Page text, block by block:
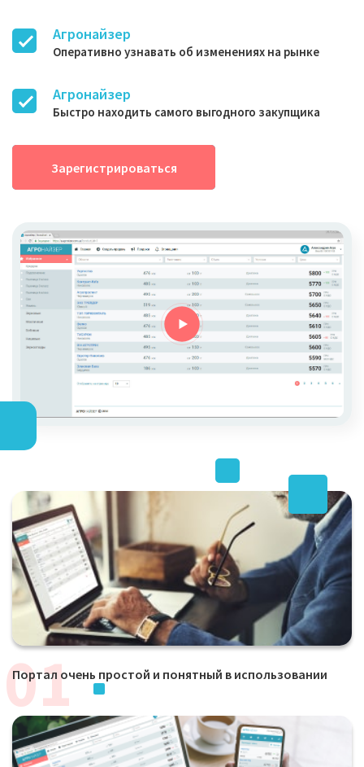
Агронайзер
Оперативно узнавать об изменениях на рынке
Агронайзер
Быстро находить самого выгодного закупщика
Зарегистрироваться
Портал очень простой и понятный в использовании